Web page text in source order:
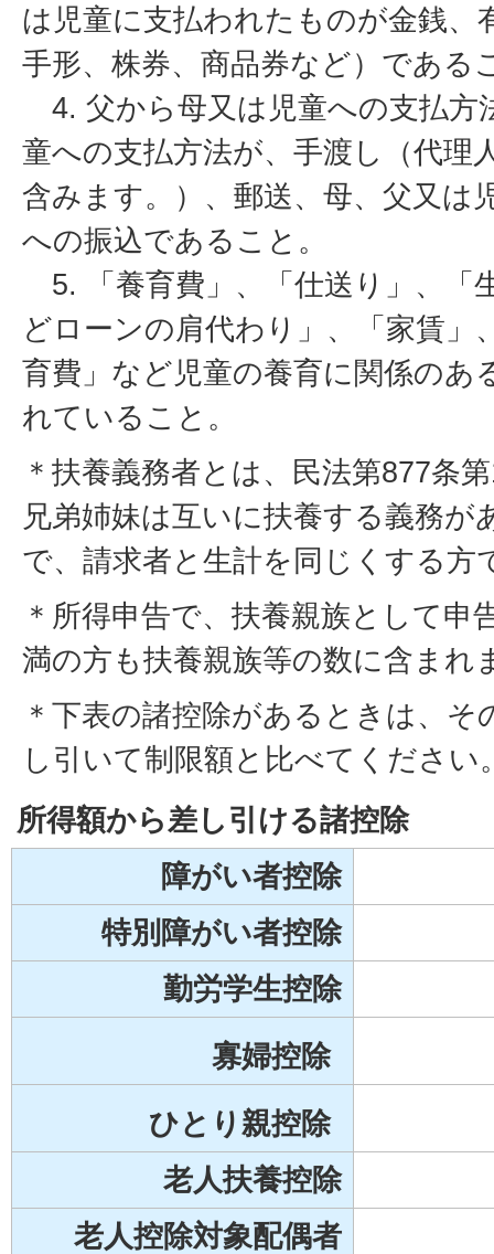
は児童に支払われたものが金銭、
手形、株券、商品券など）である
4. 父から母又は児童への支払方
童への支払方法が、手渡し（代理
含みます。）、郵送、母、父又は
への振込であること。
5. 「養育費」、「仕送り」、「
どローンの肩代わり」、「家賃」
育費」など児童の養育に関係のあ
れていること。
＊扶養義務者とは、民法第877条
兄弟姉妹は互いに扶養する義務が
で、請求者と生計を同じくする方
＊所得申告で、扶養親族として申
満の方も扶養親族等の数に含まれ
＊下表の諸控除があるときは、そ
し引いて制限額と比べてください
所得額から差し引ける諸控除
障がい者控除
特別障がい者控除
勤労学生控除
寡婦控除
ひとり親控除
老人扶養控除
老人控除対象配偶者